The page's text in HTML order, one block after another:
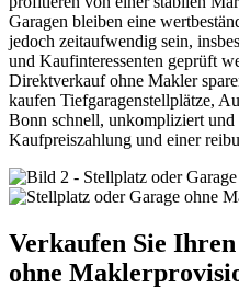
Garagen bleiben eine
jedoch zeitaufwendig sein,
und Kaufinteressenten geprüft
Direktverkauf ohne Makler
kaufen Tiefgaragenstellplätze,
Bonn schnell, unkompliziert
Kaufpreiszahlung und einer
Verkaufen Sie
ohne